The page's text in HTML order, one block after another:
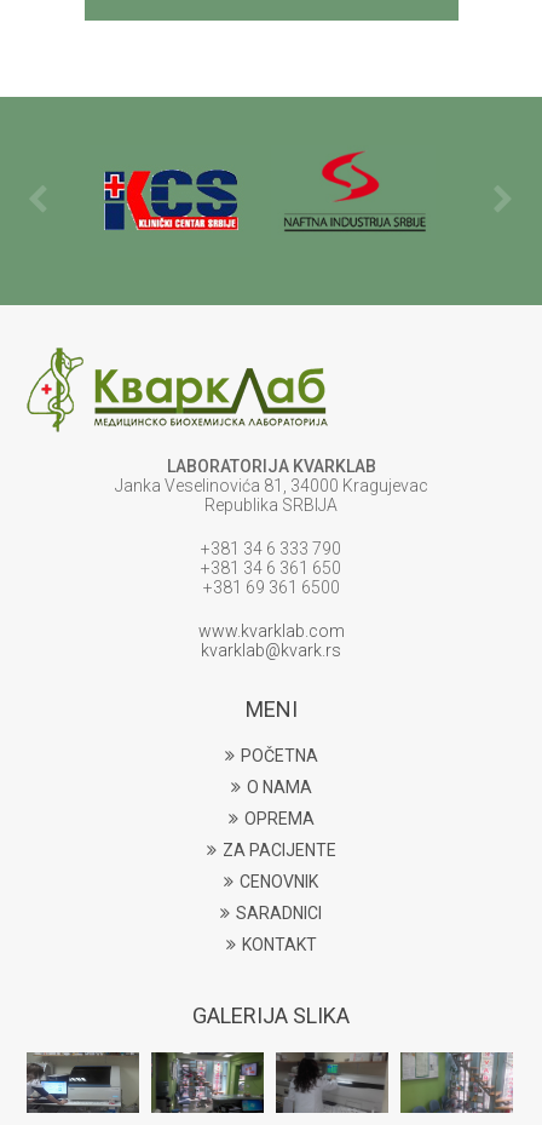
LABORATORIJA KVARKLAB
Janka Veselinovića 81, 34000 Kragujevac
Republika SRBIJA
+381 34 6 333 790
+381 34 6 361 650
+381 69 361 6500
www.kvarklab.com
kvarklab@kvark.rs
MENI
POČETNA
O NAMA
OPREMA
ZA PACIJENTE
CENOVNIK
SARADNICI
KONTAKT
GALERIJA SLIKA